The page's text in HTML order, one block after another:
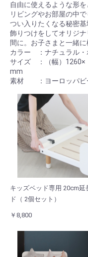
自由に使えるような形を
リビングやお部屋の中
つい入りたくなる秘密基
飾りつけをしてオリジ
間に。お子さまと一緒
カラー ：ナチュラル・
サイズ ：（幅）1260×
mm
素材 ：ヨーロッパビ
キッズベッド専用 20cm延
ド（ 2個セット）
￥8,800